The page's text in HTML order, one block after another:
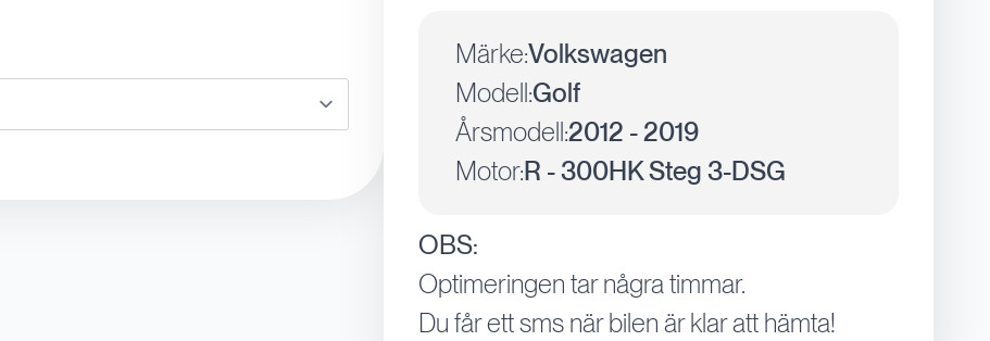
Märke:Volkswagen
Modell:Golf
Årsmodell:2012 - 2019
Motor:R - 300HK Steg 3-DSG
OBS:
Optimeringen tar några timmar.
Du får ett sms när bilen är klar att hämta!